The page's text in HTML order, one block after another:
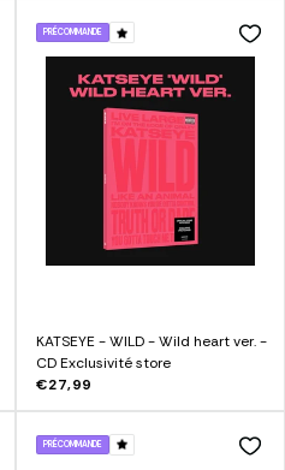
PRÉCOMMANDE
KATSEYE - WILD - Wild heart ver. -
CD Exclusivité store
€27,99
PRÉCOMMANDE